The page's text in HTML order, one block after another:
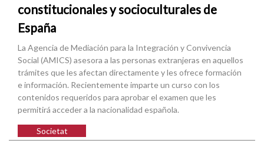
constitucionales y socioculturales de
España
La Agencia de Mediación para la Integración y Convivencia
Social (AMICS) asesora a las personas extranjeras en aquellos
trámites que les afectan directamente y les ofrece formación
e información. Recientemente imparte un curso con los
contenidos requeridos para aprobar el examen que les
permitirá acceder a la nacionalidad española.
Societat